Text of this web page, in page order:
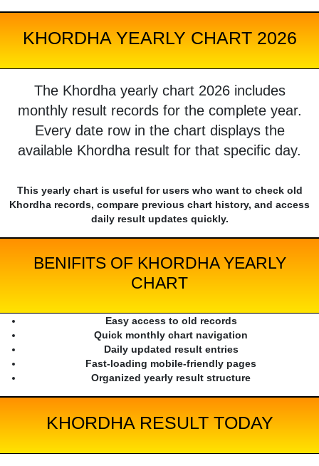
KHORDHA YEARLY CHART 2026
The Khordha yearly chart 2026 includes
monthly result records for the complete year.
Every date row in the chart displays the
available Khordha result for that specific day.
This yearly chart is useful for users who want to check old
Khordha records, compare previous chart history, and access
daily result updates quickly.
BENIFITS OF KHORDHA YEARLY
CHART
Easy access to old records
Quick monthly chart navigation
Daily updated result entries
Fast-loading mobile-friendly pages
Organized yearly result structure
KHORDHA RESULT TODAY